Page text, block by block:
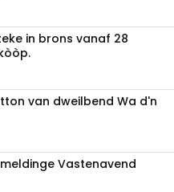
in brons vanaf 28
van dweilbend Wa d'n
Vastenavend